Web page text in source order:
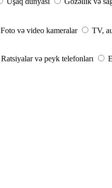
Foto və video kameralar TV,
Ratsiyalar və peyk telefonları